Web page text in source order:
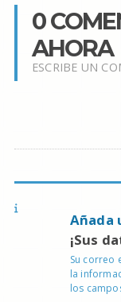
0
AHORA
ESCRIBE UN
Añada
¡Sus
Su correo
la
los